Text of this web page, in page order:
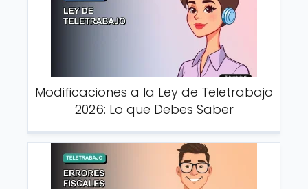
Modificaciones a la Ley de Teletrabajo
2026: Lo que Debes Saber